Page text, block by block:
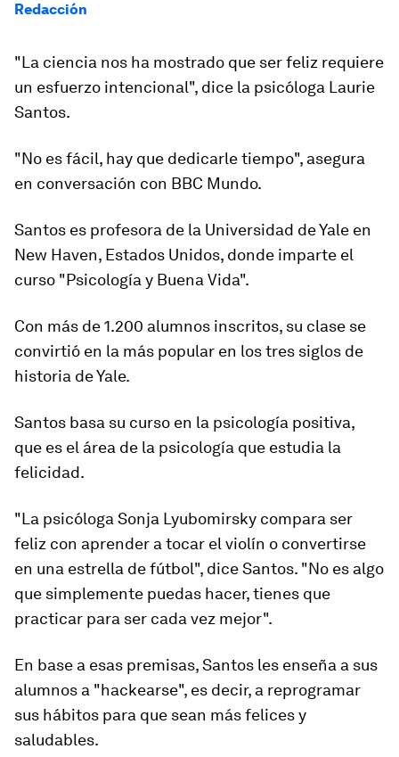
Redacción
"La ciencia nos ha mostrado que ser feliz requiere
un esfuerzo intencional", dice la psicóloga Laurie
Santos.
"No es fácil, hay que dedicarle tiempo", asegura
en conversación con BBC Mundo.
Santos es profesora de la Universidad de Yale en
New Haven, Estados Unidos, donde imparte el
curso "Psicología y Buena Vida".
Con más de 1.200 alumnos inscritos, su clase se
convirtió en la más popular en los tres siglos de
historia de Yale.
Santos basa su curso en la psicología positiva,
que es el área de la psicología que estudia la
felicidad.
"La psicóloga Sonja Lyubomirsky compara ser
feliz con aprender a tocar el violín o convertirse
en una estrella de fútbol", dice Santos. "No es algo
que simplemente puedas hacer,tienes que
practicar para ser cada vez mejor".
En base a esas premisas, Santos les enseña a sus
alumnos a "hackearse", es decir, a reprogramar
sus hábitos para que sean más felices y
saludables.